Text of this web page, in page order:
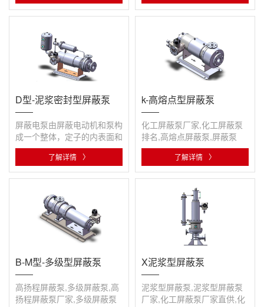
D型-泥浆密封型屏蔽泵
屏蔽电泵由屏蔽电动机和泵构
成一个整体，定子的内表面和
转子外表面用薄壁非磁性的耐
了解详情 〉
k-高熔点型屏蔽泵
化工屏蔽泵厂家,化工屏蔽泵
排名,高熔点屏蔽泵,屏蔽泵
了解详情 〉
B-M型-多级型屏蔽泵
高扬程屏蔽泵,多级屏蔽泵,高
扬程屏蔽泵厂家,多级屏蔽泵
X泥浆型屏蔽泵
泥浆型屏蔽泵,泥浆型屏蔽泵
厂家,化工屏蔽泵厂家直供,化